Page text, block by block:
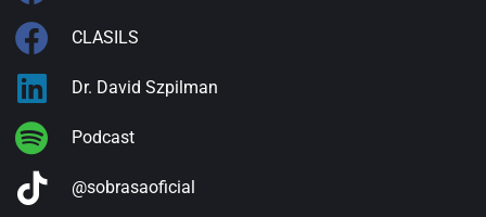
CLASILS
Dr. David Szpilman
Podcast
@sobrasaoficial